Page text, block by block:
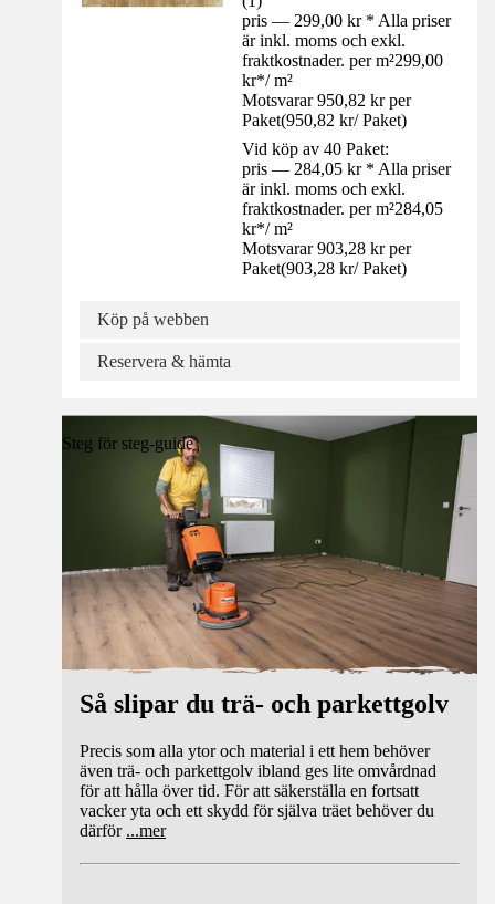
pris — 299,00 kr * Alla priser
är inkl. moms och exkl.
fraktkostnader. per m²299,00
kr*/ m²
Motsvarar 950,82 kr per
Paket(950,82 kr/ Paket)
Vid köp av 40 Paket:
pris — 284,05 kr * Alla priser
är inkl. moms och exkl.
fraktkostnader. per m²284,05
kr*/ m²
Motsvarar 903,28 kr per
Paket(903,28 kr/ Paket)
Köp på webben
Reservera & hämta
Steg för steg-guide
Så slipar du trä- och parkettgolv
Precis som alla ytor och material i ett hem behöver
även trä- och parkettgolv ibland ges lite omvårdnad
för att hålla över tid. För att säkerställa en fortsatt
vacker yta och ett skydd för själva träet behöver du
därför ...mer